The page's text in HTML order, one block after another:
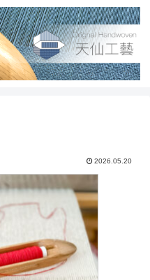
2026.05.20